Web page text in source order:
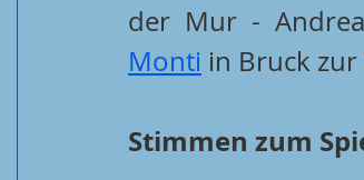
der Mur -
Monti in Bruck
Stimmen zum